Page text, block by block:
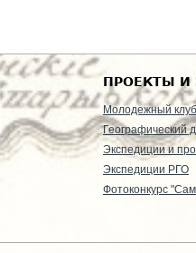
ПРОЕКТЫ И
Молодежный клуб
Географический
Экспедиции и
Экспедиции РГО
Фотоконкурс